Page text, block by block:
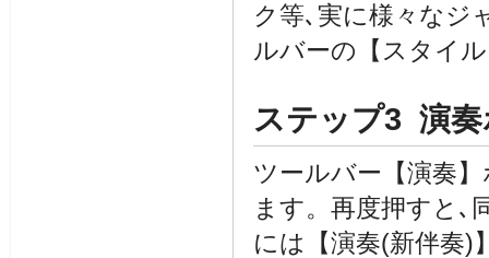
ク等､実に様々なジ
ルバーの【スタイ
ステップ3 演
ツールバー【演奏
ます。再度押すと､
には【演奏(新伴奏)